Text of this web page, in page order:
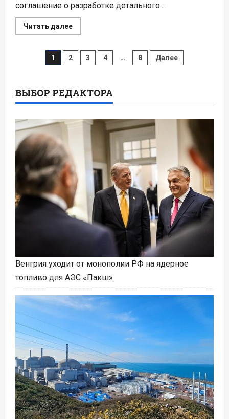
соглашение о разработке детального...
Читать далееПрочитать
больше
делает
ставку
модульных
реакторов
BWRX-
Пагинация
1 2 3 4 … 8 Далее
ВЫБОР РЕДАКТОРА
Венгрия уходит от монополии РФ на ядерное
топливо для АЭС «Пакш»